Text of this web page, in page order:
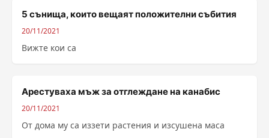
5 сънища, които вещаят положителни събития
20/11/2021
Вижте кои са
Арестуваха мъж за отглеждане на канабис
20/11/2021
От дома му са иззети растения и изсушена маса